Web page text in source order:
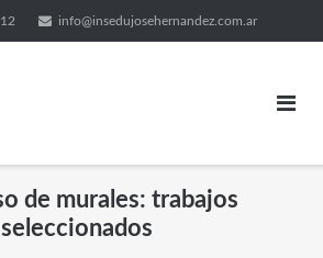
info@insedujosehernandez.com.ar
de murales: trabajos
seleccionados